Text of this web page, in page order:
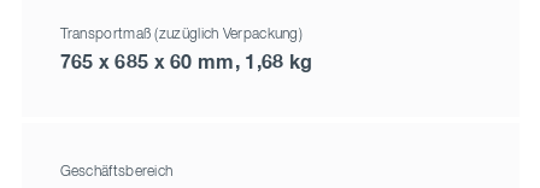
Transportmaß (zuzüglich Verpackung)
765 x 685 x 60 mm, 1,68 kg
Geschäftsbereich